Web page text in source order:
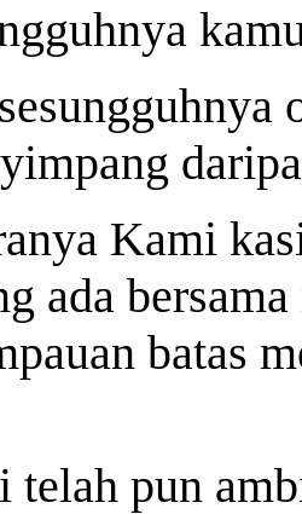
Kami
ada
batas
telah pun